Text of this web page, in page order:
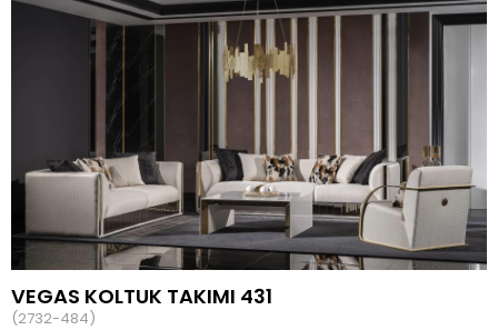
VEGAS KOLTUK TAKIMI 431
(2732-484)